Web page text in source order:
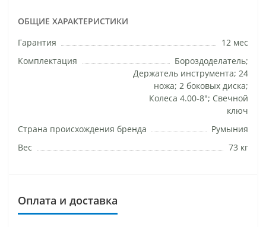
ОБЩИЕ ХАРАКТЕРИСТИКИ
Гарантия
12 мес
Комплектация
Бороздоделатель;
Держатель инструмента; 24
ножа; 2 боковых диска;
Колеса 4.00-8"; Свечной
ключ
Страна происхождения бренда
Румыния
Вес
73 кг
Оплата и доставка